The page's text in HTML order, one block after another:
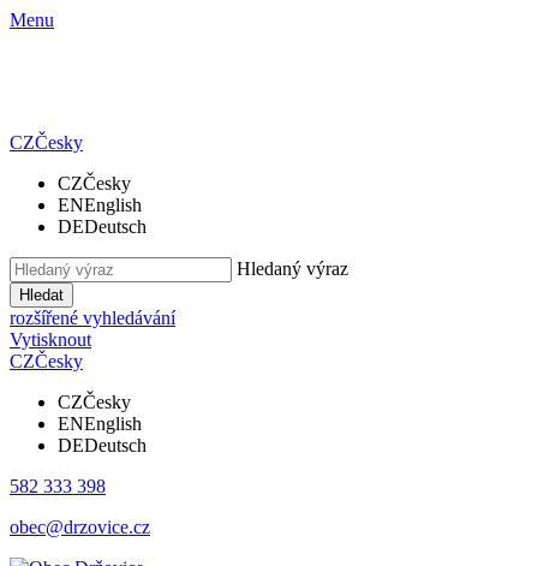
Menu
CZČesky
CZČesky
ENEnglish
DEDeutsch
Hledaný výraz
Hledat
rozšířené vyhledávání
Vytisknout
CZČesky
CZČesky
ENEnglish
DEDeutsch
582 333 398
obec@drzovice.cz